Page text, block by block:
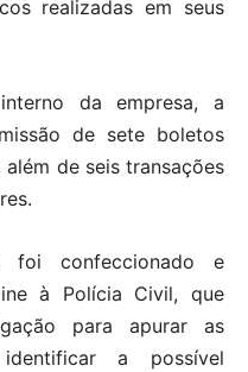
realizadas em seus
da empresa, a
de sete boletos
de seis transações
foi confeccionado e
à Polícia Civil, que
para apurar as
a possível